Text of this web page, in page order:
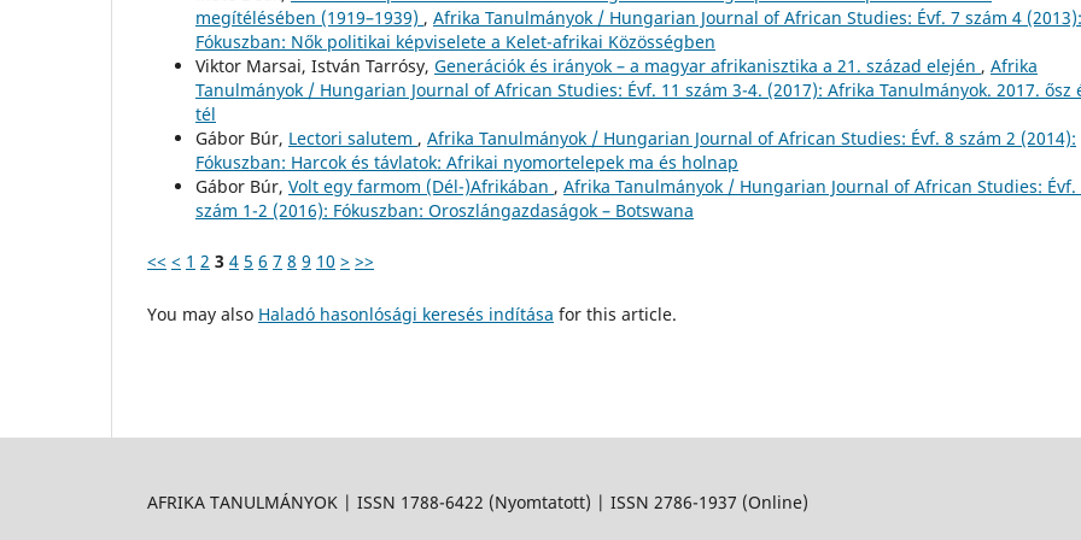
megítélésében (1919–1939) , Afrika Tanulmányok / Hungarian Journal of African Studies: Évf. 7 szám 4 (2013):
Fókuszban: Nők politikai képviselete a Kelet-afrikai Közösségben
Viktor Marsai, István Tarrósy, Generációk és irányok – a magyar afrikanisztika a 21. század elején , Afrika
Tanulmányok / Hungarian Journal of African Studies: Évf. 11 szám 3-4. (2017): Afrika Tanulmányok. 2017. ősz
tél
Gábor Búr, Lectori salutem , Afrika Tanulmányok / Hungarian Journal of African Studies: Évf. 8 szám 2 (2014):
Fókuszban: Harcok és távlatok: Afrikai nyomortelepek ma és holnap
Gábor Búr, Volt egy farmom (Dél-)Afrikában , Afrika Tanulmányok / Hungarian Journal of African Studies: Évf.
szám 1-2 (2016): Fókuszban: Oroszlángazdaságok – Botswana
<< < 1 2 3 4 5 6 7 8 9 10 > >>
You may also Haladó hasonlósági keresés indítása for this article.
AFRIKA TANULMÁNYOK | ISSN 1788-6422 (Nyomtatott) | ISSN 2786-1937 (Online)